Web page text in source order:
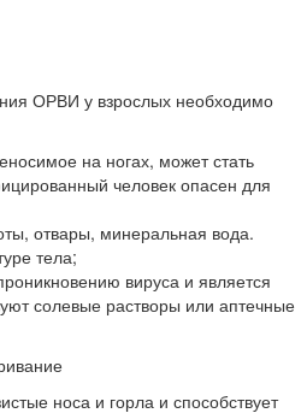
ОРВИ у взрослых необходимо
на ногах, может стать
человек опасен для
отвары, минеральная вода.
тела;
вируса и является
солевые растворы или аптечные
носа и горла и способствует